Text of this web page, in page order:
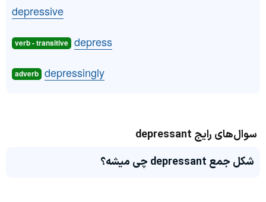
depressive
verb - transitive depress
adverb depressingly
سوال‌های رایج depressant
شکل جمع depressant چی میشه؟